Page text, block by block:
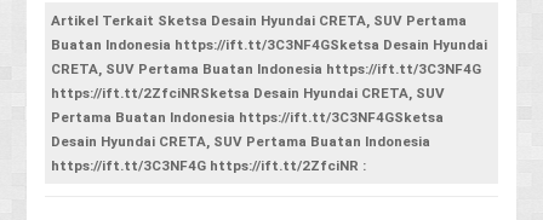
Artikel Terkait Sketsa Desain Hyundai CRETA, SUV Pertama
Buatan Indonesia https://ift.tt/3C3NF4GSketsa Desain Hyundai
CRETA, SUV Pertama Buatan Indonesia https://ift.tt/3C3NF4G
https://ift.tt/2ZfciNRSketsa Desain Hyundai CRETA, SUV
Pertama Buatan Indonesia https://ift.tt/3C3NF4GSketsa
Desain Hyundai CRETA, SUV Pertama Buatan Indonesia
https://ift.tt/3C3NF4G https://ift.tt/2ZfciNR :